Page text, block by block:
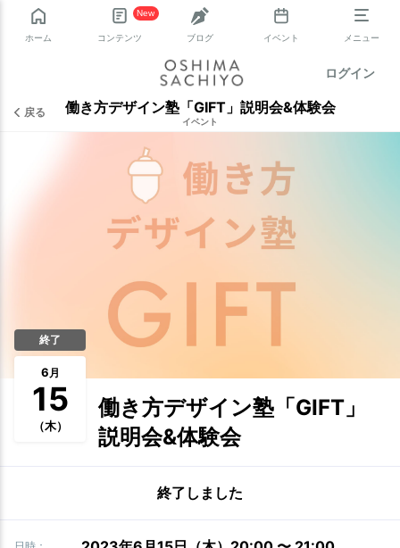
ホーム
New
コンテンツ ブログ イベント メニュー
ログイン
戻る 働き方デザイン塾「GIFT」説明会&体験会
イベント
終了
6月
15
（木）
働き方デザイン塾「GIFT」
説明会&体験会
終了しました